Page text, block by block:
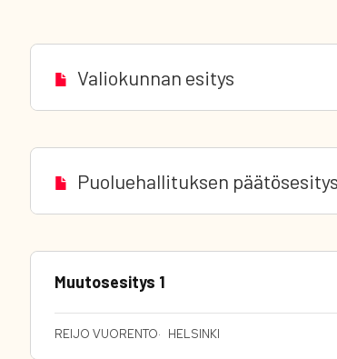
Valiokunnan esitys
Puoluehallituksen päätösesitys
Muutosesitys 1
REIJO VUORENTO HELSINKI